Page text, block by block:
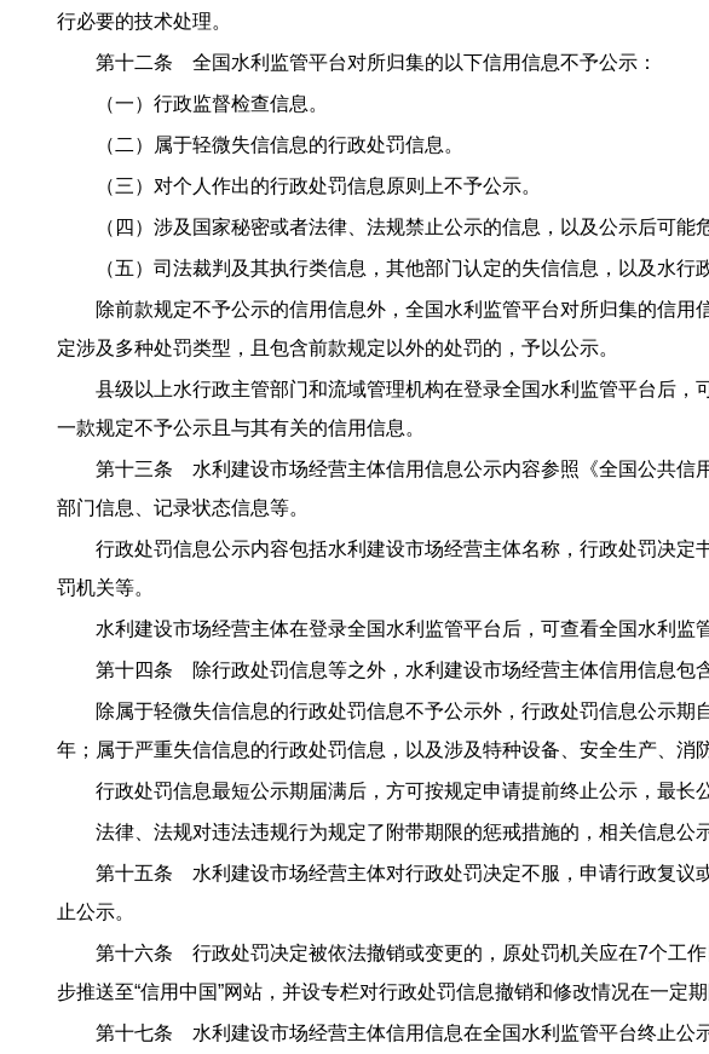
行必要的技术处理。
第十二条 全国水利监管平台对所归集的以下信用信息不予公示：
（一）行政监督检查信息。
（二）属于轻微失信信息的行政处罚信息。
（三）对个人作出的行政处罚信息原则上不予公示。
（四）涉及国家秘密或者法律、法规禁止公示的信息，以及公示后可
（五）司法裁判及其执行类信息，其他部门认定的失信信息，以及水行
除前款规定不予公示的信用信息外，全国水利监管平台对所归集的信
定涉及多种处罚类型，且包含前款规定以外的处罚的，予以公示。
县级以上水行政主管部门和流域管理机构在登录全国水利监管平台后
一款规定不予公示且与其有关的信用信息。
第十三条 水利建设市场经营主体信用信息公示内容参照《全国公共信
部门信息、记录状态信息等。
行政处罚信息公示内容包括水利建设市场经营主体名称，行政处罚决
罚机关等。
水利建设市场经营主体在登录全国水利监管平台后，可查看全国水利
第十四条 除行政处罚信息等之外，水利建设市场经营主体信用信息包
除属于轻微失信信息的行政处罚信息不予公示外，行政处罚信息公示
年；属于严重失信信息的行政处罚信息，以及涉及特种设备、安全生产、消
行政处罚信息最短公示期届满后，方可按规定申请提前终止公示，最长
法律、法规对违法违规行为规定了附带期限的惩戒措施的，相关信息公
第十五条 水利建设市场经营主体对行政处罚决定不服，申请行政复议
止公示。
第十六条 行政处罚决定被依法撤销或变更的，原处罚机关应在7个工
步推送至“信用中国”网站，并设专栏对行政处罚信息撤销和修改情况在一定期
第十七条 水利建设市场经营主体信用信息在全国水利监管平台终止公